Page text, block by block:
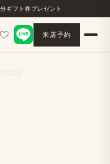
ギフト券プレゼント
来店予約